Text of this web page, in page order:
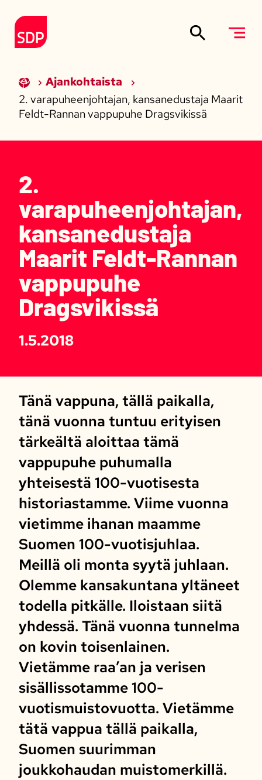
Etusivulle
Ajankohtaista
2. varapuheenjohtajan, kansanedustaja Maarit
Feldt-Rannan vappupuhe Dragsvikissä
2.
varapuheenjohtajan,
kansanedustaja
Maarit Feldt-Rannan
vappupuhe
Dragsvikissä
1.5.2018
Tänä vappuna, tällä paikalla,
tänä vuonna tuntuu erityisen
tärkeältä aloittaa tämä
vappupuhe puhumalla
yhteisestä 100-vuotisesta
historiastamme. Viime vuonna
vietimme ihanan maamme
Suomen 100-vuotisjuhlaa.
Meillä oli monta syytä juhlaan.
Olemme kansakuntana yltäneet
todella pitkälle. Iloistaan siitä
yhdessä. Tänä vuonna tunnelma
on kovin toisenlainen.
Vietämme raa’an ja verisen
sisällissotamme 100-
vuotismuistovuotta. Vietämme
tätä vappua tällä paikalla,
Suomen suurimman
joukkohaudan muistomerkillä.